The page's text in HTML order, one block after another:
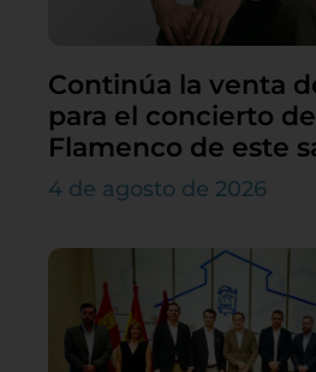
Continúa la venta
para el concierto
Flamenco de este
4 de agosto de 2026